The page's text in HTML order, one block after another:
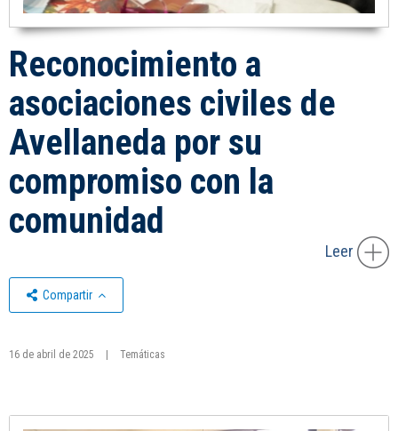
Reconocimiento a
asociaciones civiles de
Avellaneda por su
compromiso con la
comunidad
Leer
Compartir
16 de abril de 2025 Temáticas